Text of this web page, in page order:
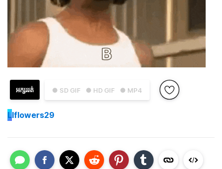
● SD GIF ● HD GIF ● MP4
អក្សររត់
Llflowers29